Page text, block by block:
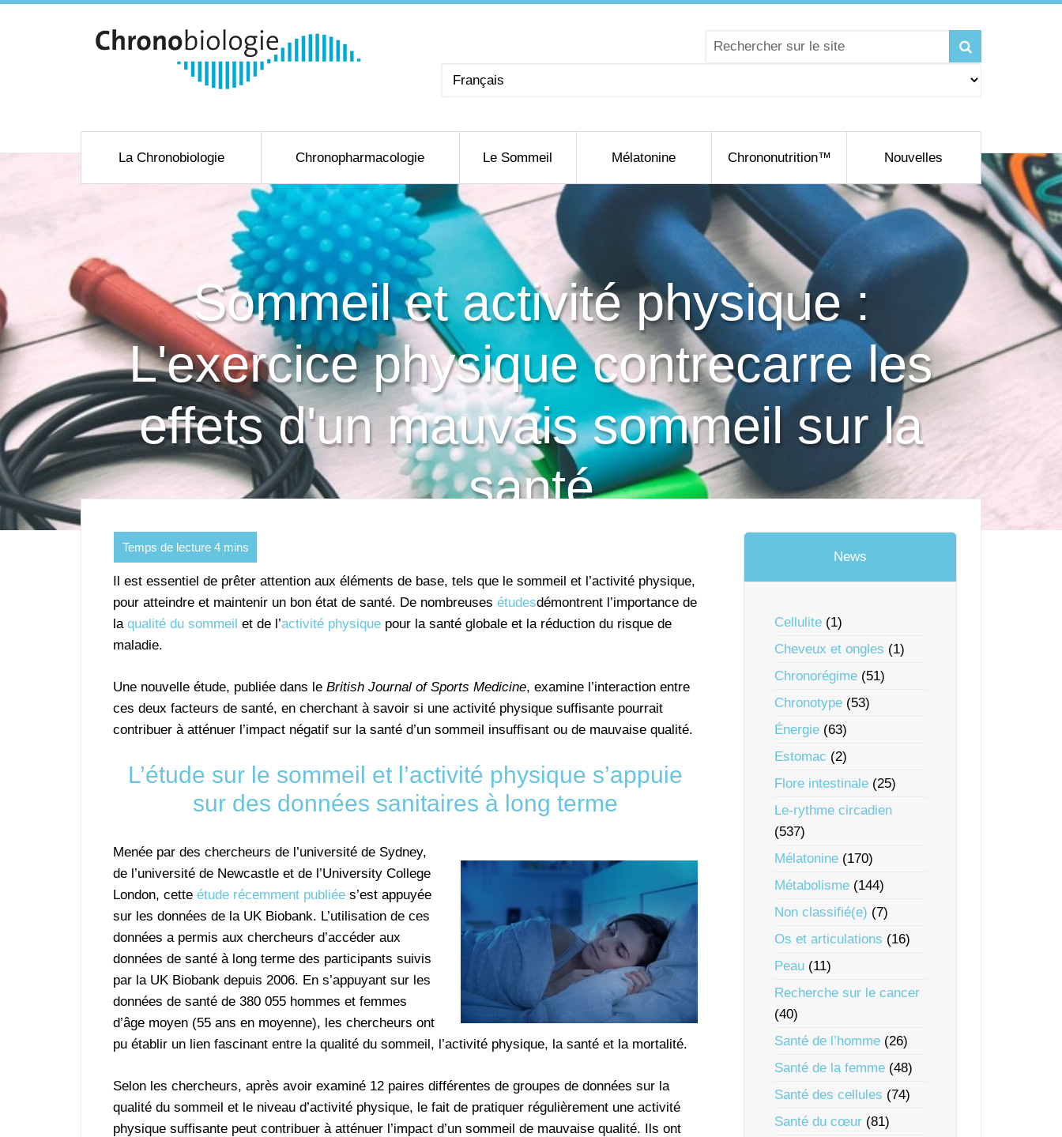
Choisir
La Chronobiologie Chronopharmacologie Le Sommeil Mélatonine Chrononutrition™ Nouvelles
Sommeil et activité physique :
L'exercice physique contrecarre les
effets d'un mauvais sommeil sur la
santé
Il est essentiel de prêter attention aux éléments de base, tels que le sommeil et l’activité physique,
pour atteindre et maintenir un bon état de santé. De nombreuses étudesdémontrent l’importance de
la qualité du sommeil et de l’activité physique pour la santé globale et la réduction du risque de
maladie.
Une nouvelle étude, publiée dans le British Journal of Sports Medicine, examine l’interaction entre
ces deux facteurs de santé, en cherchant à savoir si une activité physique suffisante pourrait
contribuer à atténuer l’impact négatif sur la santé d’un sommeil insuffisant ou de mauvaise qualité.
L’étude sur le sommeil et l’activité physique s’appuie
sur des données sanitaires à long terme
Menée par des chercheurs de l’université de Sydney,
de l’université de Newcastle et de l’University College
London, cette étude récemment publiée s’est appuyée
sur les données de la UK Biobank. L’utilisation de ces
données a permis aux chercheurs d’accéder aux
données de santé à long terme des participants suivis
par la UK Biobank depuis 2006. En s’appuyant sur les
données de santé de 380 055 hommes et femmes
d’âge moyen (55 ans en moyenne), les chercheurs ont
pu établir un lien fascinant entre la qualité du sommeil, l’activité physique, la santé et la mortalité.
Selon les chercheurs, après avoir examiné 12 paires différentes de groupes de données sur la
qualité du sommeil et le niveau d’activité physique, le fait de pratiquer régulièrement une activité
physique suffisante peut contribuer à atténuer l’impact d’un sommeil de mauvaise qualité. Ils ont
News
Cellulite (1)
Cheveux et ongles (1)
Chronorégime (51)
Chronotype (53)
Énergie (63)
Estomac (2)
Flore intestinale (25)
Le-rythme circadien
(537)
Mélatonine (170)
Métabolisme (144)
Non classifié(e) (7)
Os et articulations (16)
Peau (11)
Recherche sur le cancer
(40)
Santé de l’homme (26)
Santé de la femme (48)
Santé des cellules (74)
Santé du cœur (81)